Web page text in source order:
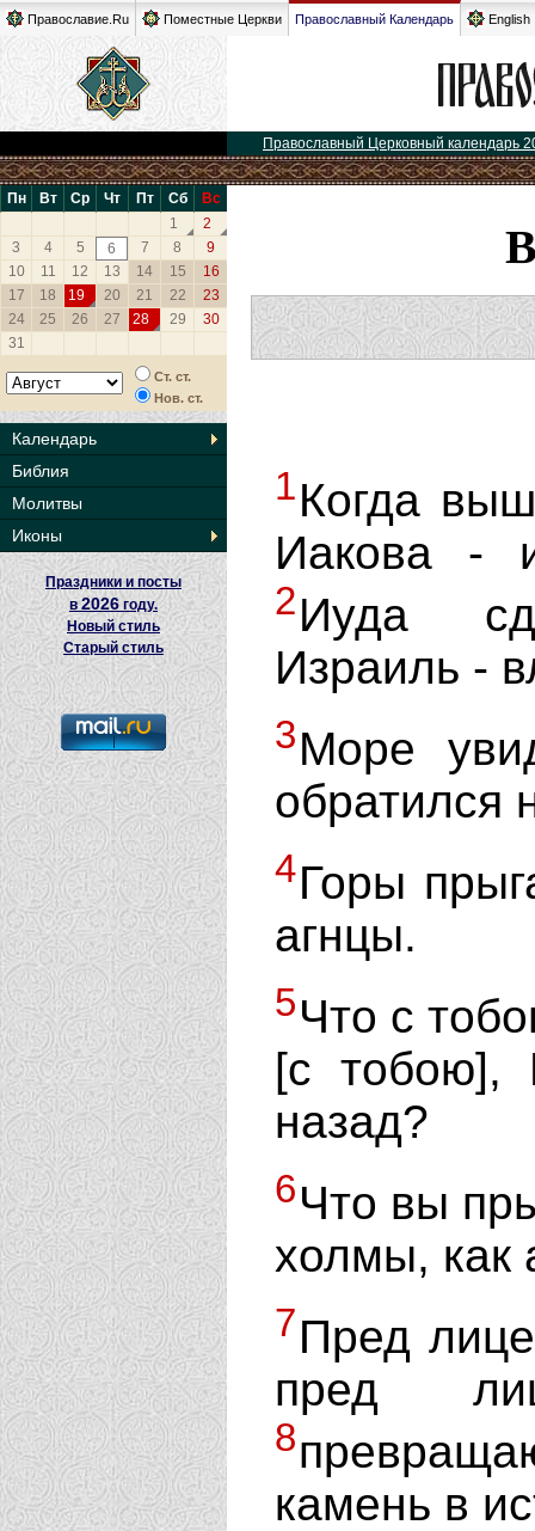
Православие.Ru Поместные Церкви Православный Календарь English
Православный Церковный календарь
Пн Вт Ср Чт Пт Сб
Вс
1
2
3
4 5 6 7 8
9
10
11 12 13 14 15
16
17
18 19 20 21 22
23
24
25 26 27 28 29
30
31
Ст. ст.
Нов. ст.
Календарь
Библия
Молитвы
Иконы
Праздники и посты
в2026 году.
Новый стиль
Старый стиль
1Когда
Иакова -
2Иуда
Израиль -
3Море
обратился
4Горы
агнцы.
5Что с
[с тобою],
назад?
6Что вы
холмы, как
7Пред
пред
8
камень в